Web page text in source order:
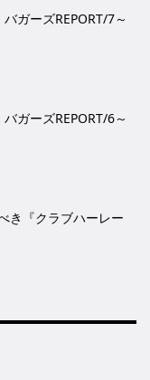
ガーズREPORT/7～
ガーズREPORT/6～
『クラブハーレー